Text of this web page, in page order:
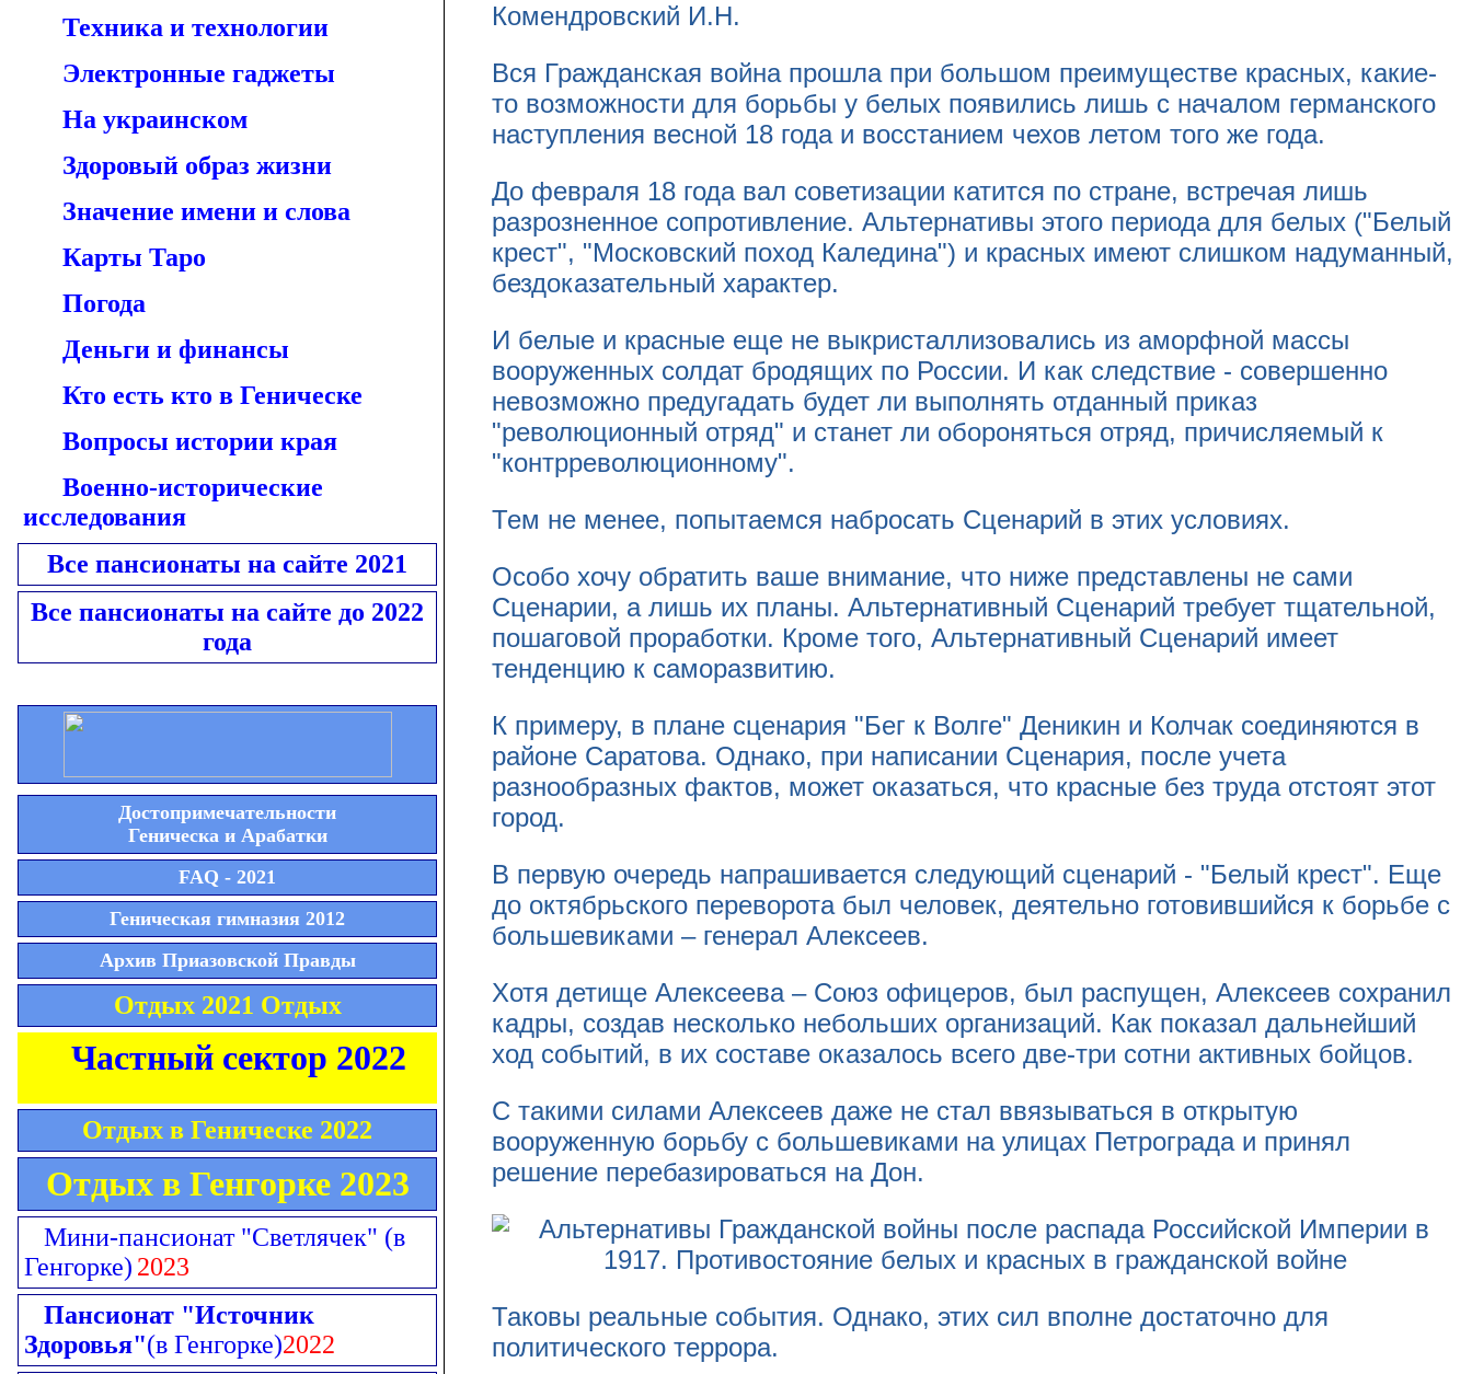
Техника и технологии
Электронные гаджеты
На украинском
Здоровый образ жизни
Значение имени и слова
Карты Таро
Погода
Деньги и финансы
Кто есть кто в Геническе
Вопросы истории края
Военно-исторические
исследования
Все пансионаты на сайте 2021
Все пансионаты на сайте до 2022
года
Достопримечательности
Геническа и Арабатки
FAQ - 2021
Геническая гимназия 2012
Архив Приазовской Правды
Отдых 2021 Отдых
Частный сектор 2022
Отдых в Геническе 2022
Отдых в Генгорке 2023
Мини-пансионат "Светлячек" (в
Генгорке) 2023
Пансионат "Источник
Здоровья"(в Генгорке)2022
Комендровский И.Н.
Вся Гражданская война прошла при большом преимуществе красных, какие-
то возможности для борьбы у белых появились лишь с началом германского
наступления весной 18 года и восстанием чехов летом того же года.
До февраля 18 года вал советизации катится по стране, встречая лишь
разрозненное сопротивление. Альтернативы этого периода для белых ("Белый
крест", "Московский поход Каледина") и красных имеют слишком надуманный,
бездоказательный характер.
И белые и красные еще не выкристаллизовались из аморфной массы
вооруженных солдат бродящих по России. И как следствие - совершенно
невозможно предугадать будет ли выполнять отданный приказ
"революционный отряд" и станет ли обороняться отряд, причисляемый к
"контрреволюционному".
Тем не менее, попытаемся набросать Сценарий в этих условиях.
Особо хочу обратить ваше внимание, что ниже представлены не сами
Сценарии, а лишь их планы. Альтернативный Сценарий требует тщательной,
пошаговой проработки. Кроме того, Альтернативный Сценарий имеет
тенденцию к саморазвитию.
К примеру, в плане сценария "Бег к Волге" Деникин и Колчак соединяются в
районе Саратова. Однако, при написании Сценария, после учета
разнообразных фактов, может оказаться, что красные без труда отстоят этот
город.
В первую очередь напрашивается следующий сценарий - "Белый крест". Еще
до октябрьского переворота был человек, деятельно готовившийся к борьбе с
большевиками – генерал Алексеев.
Хотя детище Алексеева – Союз офицеров, был распущен, Алексеев сохранил
кадры, создав несколько небольших организаций. Как показал дальнейший
ход событий, в их составе оказалось всего две-три сотни активных бойцов.
С такими силами Алексеев даже не стал ввязываться в открытую
вооруженную борьбу с большевиками на улицах Петрограда и принял
решение перебазироваться на Дон.
Таковы реальные события. Однако, этих сил вполне достаточно для
политического террора.